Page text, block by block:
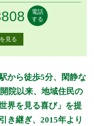
電話
する
見る
曜日
木 木曜日
金金曜日土曜日日曜日
祝祝日
●
●
●
●
から徒歩5分、閑静な
院以来、地域住民の
界を見る喜び」を提
き継ぎ、2015年より